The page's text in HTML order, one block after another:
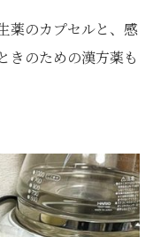
薬のカプセルと、感
きのための漢方薬も